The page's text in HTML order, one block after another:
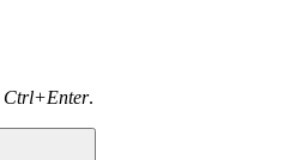
Ctrl+Enter.